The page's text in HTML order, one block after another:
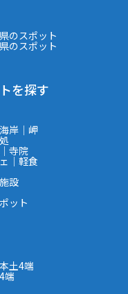
のスポット
のスポット
を探す
岸｜岬
寺院
｜軽食
設
ット
土4端
端